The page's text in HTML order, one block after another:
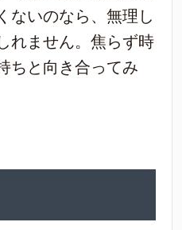
ないのなら、無理し
れません。焦らず時
ちと向き合ってみ